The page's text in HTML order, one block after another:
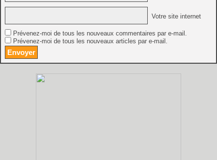
Votre site internet
Prévenez-moi de tous les nouveaux commentaires par e-mail.
Prévenez-moi de tous les nouveaux articles par e-mail.